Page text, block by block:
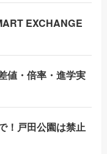
EXCHANGE
値・倍率・進学実
！戸田公園は禁止